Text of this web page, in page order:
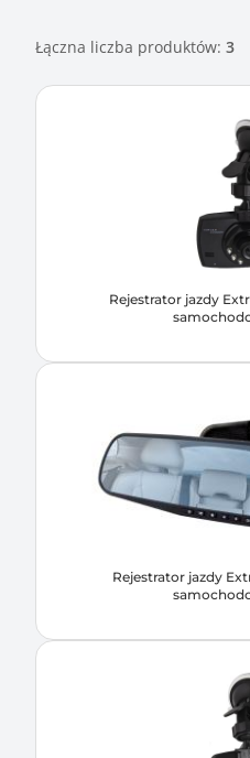
Łączna liczba produktów: 3
Rejestrator jazdy
Rejestrator jazdy